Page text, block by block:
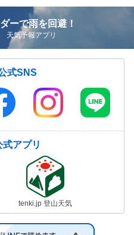
ーで雨を回避！
天気予報アプリ
式SNS
アプリ
tenki.jp 登山天気